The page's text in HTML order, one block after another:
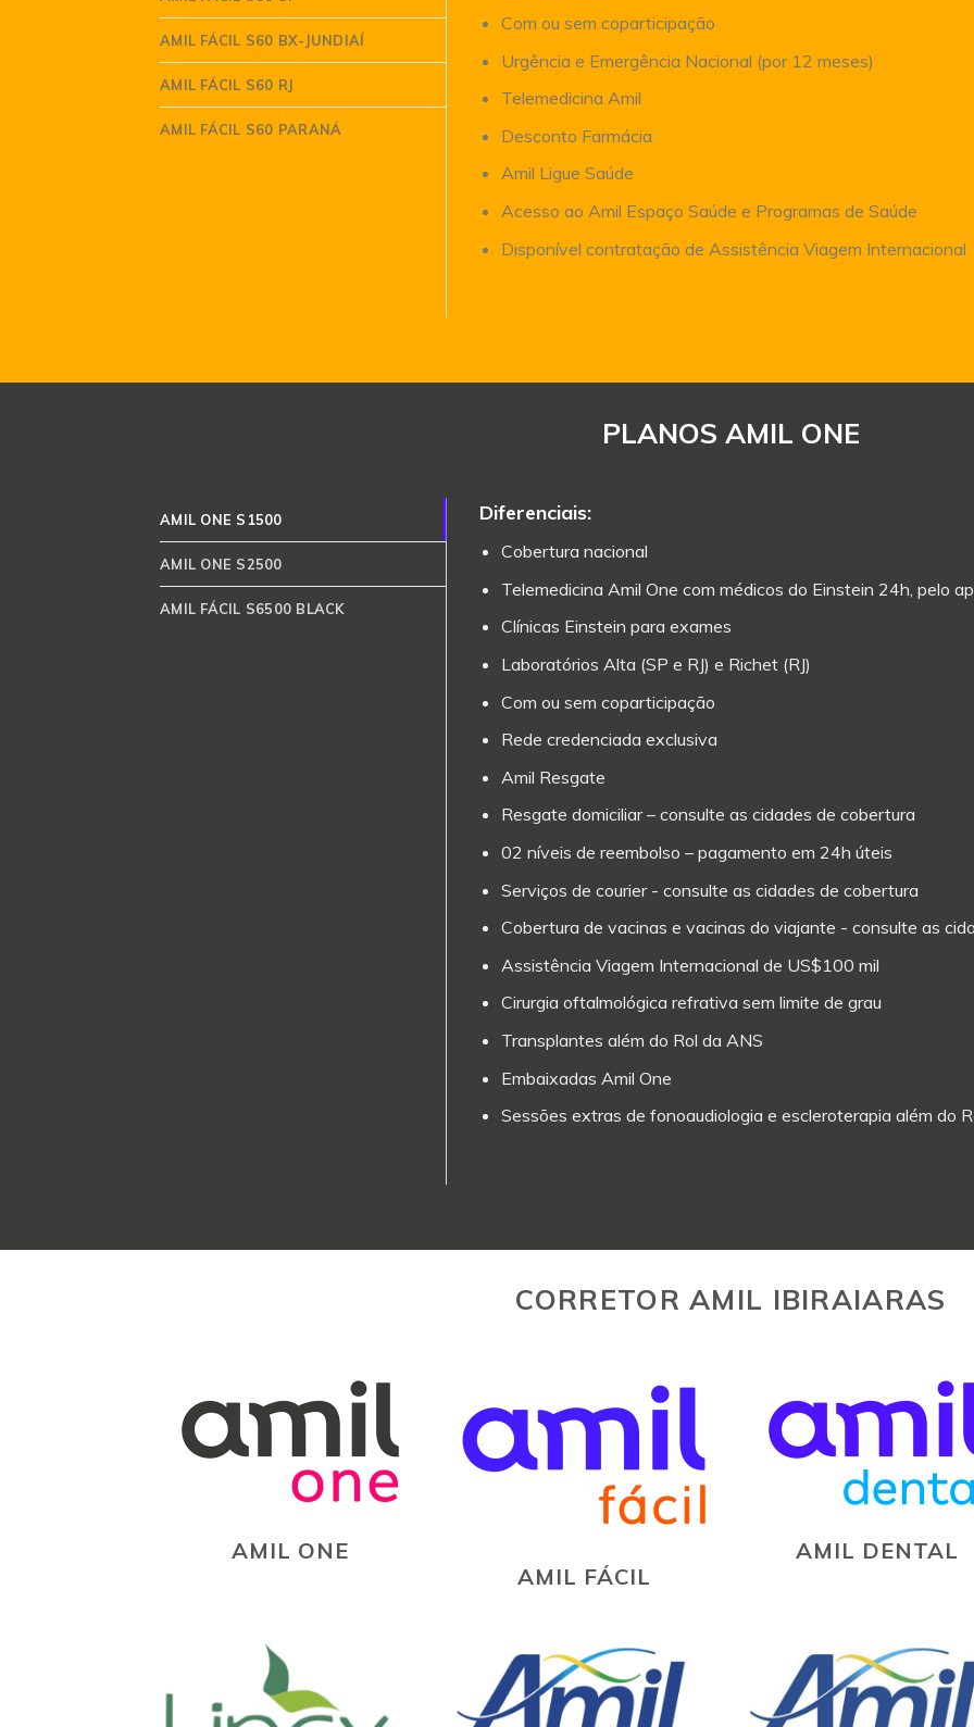
AMIL FÁCIL S60 BX-JUNDIAÍ
AMIL FÁCIL S60 RJ
AMIL FÁCIL S60 PARANÁ
Com ou sem coparticipação
Urgência e Emergência Nacional (por 12 meses)
Telemedicina Amil
Desconto Farmácia
Amil Ligue Saúde
Acesso ao Amil Espaço Saúde e Programas de Saúde
Disponível contratação de Assistência Viagem Internacional
PLANOS AMIL ONE
AMIL ONE S1500
AMIL ONE S2500
AMIL FÁCIL S6500 BLACK
Diferenciais:
Cobertura nacional
Telemedicina Amil One com médicos do Einstein 24h, pelo
Clínicas Einstein para exames
Laboratórios Alta (SP e RJ) e Richet (RJ)
Com ou sem coparticipação
Rede credenciada exclusiva
Amil Resgate
Resgate domiciliar – consulte as cidades de cobertura
02 níveis de reembolso – pagamento em 24h úteis
Serviços de courier - consulte as cidades de cobertura
Cobertura de vacinas e vacinas do viajante - consulte as
Assistência Viagem Internacional de US$100 mil
Cirurgia oftalmológica refrativa sem limite de grau
Transplantes além do Rol da ANS
Embaixadas Amil One
Sessões extras de fonoaudiologia e escleroterapia além do
CORRETOR AMIL IBIRAIARAS
AMIL ONE
AMIL FÁCIL
AMIL DENTAL